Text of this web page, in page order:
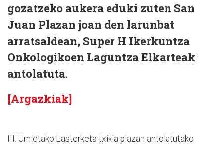
gozatzeko aukera eduki zuten San
Juan Plazan joan den larunbat
arratsaldean, Super H Ikerkuntza
Onkologikoen Laguntza Elkarteak
antolatuta.
[Argazkiak]
III. Urnietako Lasterketa txikia plazan antolatutako